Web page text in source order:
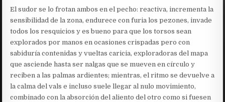
El sudor se lo frotan ambos en el pecho: reactiva, incrementa la
sensibilidad de la zona, endurece con furia los pezones, invade
todos los resquicios y es bueno para que los torsos sean
explorados por manos en ocasiones crispadas pero con
sabiduría contenidas y vueltas caricia, exploradoras del mapa
que asciende hasta ser nalgas que se mueven en círculo y
reciben a las palmas ardientes; mientras, el ritmo se devuelve a
la calma del vals e incluso suele llegar al nulo movimiento,
combinado con la absorción del aliento del otro como si fuesen